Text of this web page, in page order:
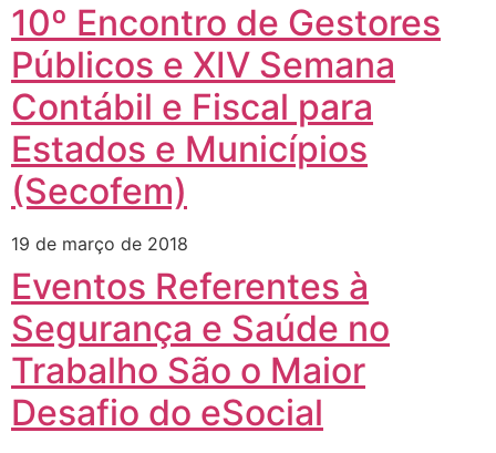
10º Encontro de Gestores
Públicos e XIV Semana
Contábil e Fiscal para
Estados e Municípios
(Secofem)
19 de março de 2018
Eventos Referentes à
Segurança e Saúde no
Trabalho São o Maior
Desafio do eSocial